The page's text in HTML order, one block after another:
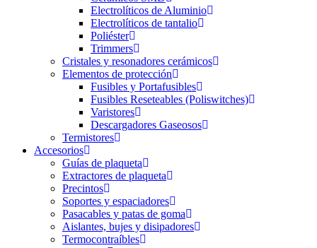
Electrolíticos de Aluminio
Electrolíticos de tantalio
Poliéster
Trimmers
Cristales y resonadores cerámicos
Elementos de protección
Fusibles y Portafusibles
Fusibles Reseteables (Poliswitches)
Varistores
Descargadores Gaseosos
Termistores
Accesorios
Guías de plaqueta
Extractores de plaqueta
Precintos
Soportes y espaciadores
Pasacables y patas de goma
Aislantes, bujes y disipadores
Termocontraíbles